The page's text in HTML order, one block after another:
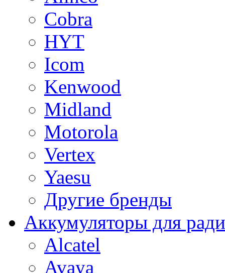
Cobra
HYT
Icom
Kenwood
Midland
Motorola
Vertex
Yaesu
Другие бренды
Аккумуляторы для
Alcatel
Avaya